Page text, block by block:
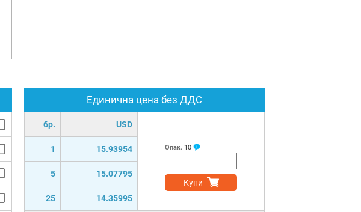
Единична цена без ДДС
бр. USD
1 15.93954
5 15.07795
25 14.35995
Опак. 10
Купи